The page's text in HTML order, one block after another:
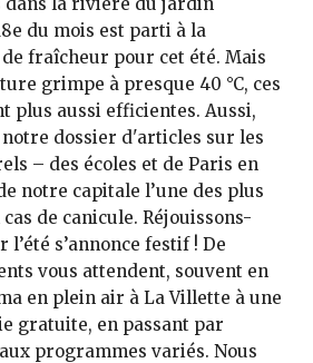
du mois est parti à la
fraîcheur pour cet été. Mais
grimpe à presque 40 °C, ces
plus aussi efficientes. Aussi,
dossier d'articles sur les
– des écoles et de Paris en
notre capitale l’une des plus
de canicule. Réjouissons-
l’été s’annonce festif ! De
vous attendent, souvent en
en plein air à La Villette à une
gratuite, en passant par
programmes variés. Nous